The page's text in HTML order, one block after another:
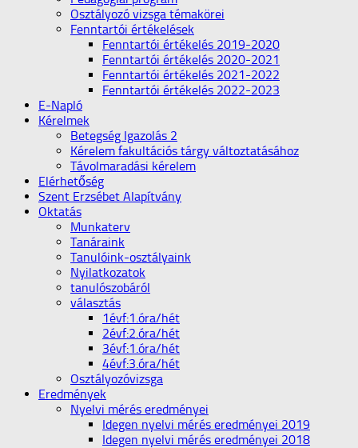
Osztályozó vizsga témakörei
Fenntartói értékelések
Fenntartói értékelés 2019-2020
Fenntartói értékelés 2020-2021
Fenntartói értékelés 2021-2022
Fenntartói értékelés 2022-2023
E-Napló
Kérelmek
Betegség Igazolás 2
Kérelem fakultációs tárgy változtatásához
Távolmaradási kérelem
Elérhetőség
Szent Erzsébet Alapítvány
Oktatás
Munkaterv
Tanáraink
Tanulóink-osztályaink
Nyilatkozatok
tanulószobáról
választás
1évf:1.óra/hét
2évf:2.óra/hét
3évf:1.óra/hét
4évf:3.óra/hét
Osztályozóvizsga
Eredmények
Nyelvi mérés eredményei
Idegen nyelvi mérés eredményei 2019
Idegen nyelvi mérés eredményei 2018